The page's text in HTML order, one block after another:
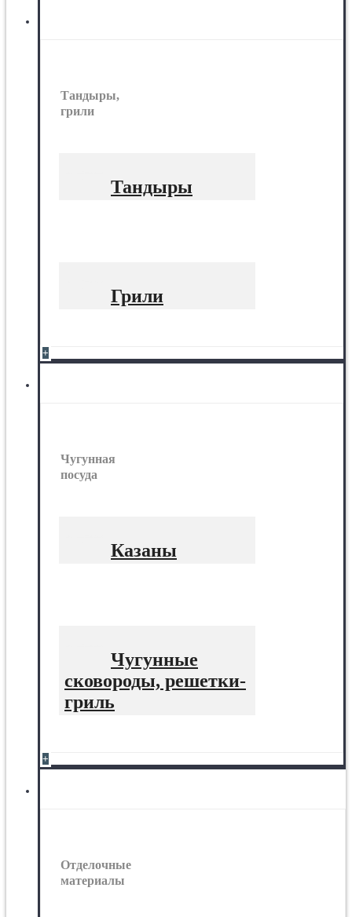
Тандыры,
грили
Тандыры
Грили
+
Чугунная
посуда
Казаны
Чугунные
сковороды, решетки-
гриль
+
Отделочные
материалы